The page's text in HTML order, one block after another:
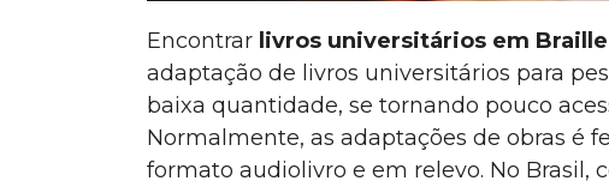
Encontrar livros universitários em Braille
adaptação de livros universitários para
baixa quantidade, se tornando pouco
Normalmente, as adaptações de obras é
formato audiolivro e em relevo. No Brasil,